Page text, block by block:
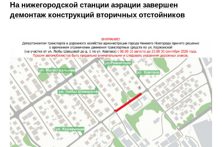
На нижегородской станции аэрации завершен
демонтаж конструкций вторичных отстойников